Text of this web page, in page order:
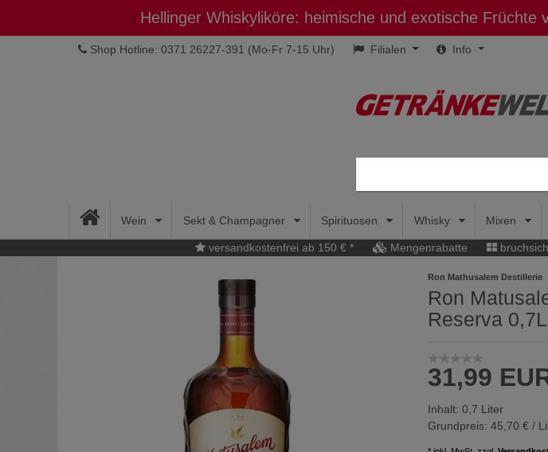
Hellinger Whiskyliköre: heimische und exotische Früchte
Shop Hotline: 0371 26227-391 (Mo-Fr 7-15 Uhr) Filialen Info
Wein Sekt & Champagner Spirituosen Whisky Mixen
versandkostenfrei ab 150 € * Mengenrabatte
Ron Mathusalem Destillerie
Ron
Reserva
31,99
Inhalt: 0,7 Liter
Grundpreis: 45,70 € /